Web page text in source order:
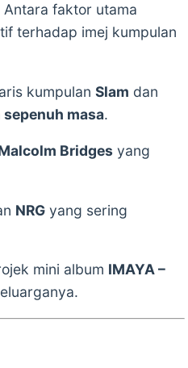
Antara faktor utama
terhadap imej kumpulan
kumpulan Slam dan
masa.
Bridges yang
NRG yang sering
mini album IMAYA –